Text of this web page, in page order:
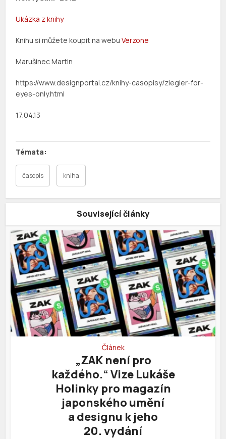
Ukázka z knihy
Knihu si můžete koupit na webuVerzone
Marušinec Martin
https://www.designportal.cz/knihy-casopisy/ziegler-for-
eyes-only.html
17.04.13
časopis kniha
Související články
Článek
„ZAK není pro
každého.“ Vize Lukáše
Holinky pro magazín
japonského umění
a designu k jeho
20. vydání